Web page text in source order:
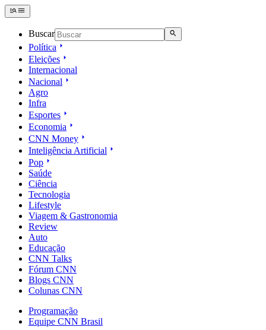
Buscar
Política
Eleições
Internacional
Nacional
Agro
Infra
Esportes
Economia
CNN Money
Inteligência Artificial
Pop
Saúde
Ciência
Tecnologia
Lifestyle
Viagem & Gastronomia
Review
Auto
Educação
CNN Talks
Fórum CNN
Blogs CNN
Colunas CNN
Programação
Equipe CNN Brasil